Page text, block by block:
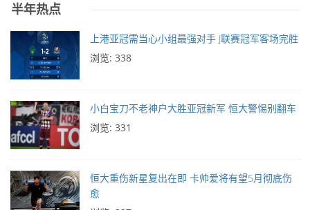
半年热点
上港亚冠需当心小组最强对手 J联赛冠军客场完胜
浏览: 338
小白宝刀不老神户大胜亚冠新军 恒大警惕别翻车
浏览: 331
恒大重伤新星复出在即 卡帅爱将有望5月彻底伤
愈